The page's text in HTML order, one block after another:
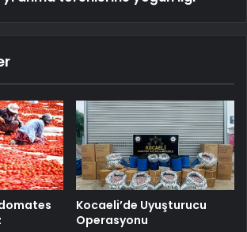
domates
Kocaeli’de Uyuşturucu
Operasyonu